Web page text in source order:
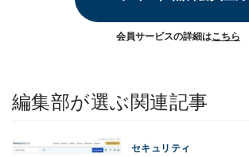
会員サービスの詳細はこちら
編集部が選ぶ関連記事
セキュリティ